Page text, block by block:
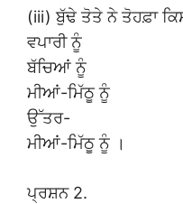
(iii) ਬੁੱਢੇ ਤੋਤੇ ਨੇ ਤੋਹਫ਼ਾ
ਵਪਾਰੀ ਨੂੰ
ਬੱਚਿਆਂ ਨੂੰ
ਮੀਆਂ-ਮਿੱਠੂ ਨੂੰ
ਉੱਤਰ-
ਮੀਆਂ-ਮਿੱਠੂ ਨੂੰ ।
ਪ੍ਰਸ਼ਨ 2.